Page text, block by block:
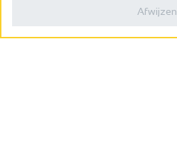
Politique de confidentialitéAfwijzen